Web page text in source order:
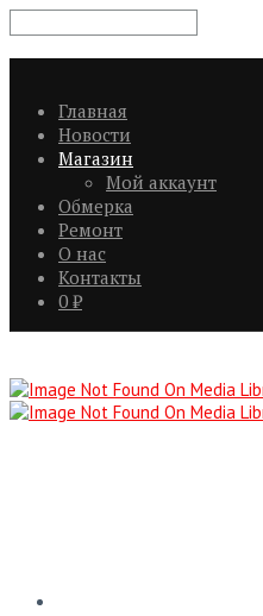
Главная
Новости
Магазин
Мой аккаунт
Обмерка
Ремонт
О нас
Контакты
0 ₽